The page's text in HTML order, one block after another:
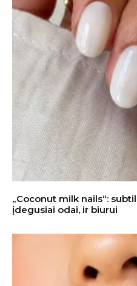
„Coconut milk nails“:
įdegusiai odai, ir biurui